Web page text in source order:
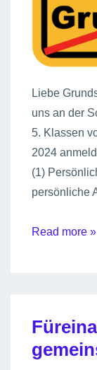
Liebe
uns an der
5. Klassen
2024
(1)
persönliche
Anmeldung
Read more »